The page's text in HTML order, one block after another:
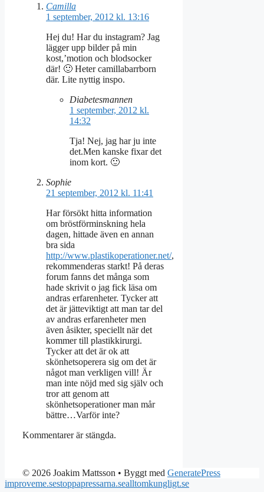
Camilla
1 september, 2012 kl. 13:16
Hej du! Har du instagram? Jag
lägger upp bilder på min
kost,’motion och blodsocker
där! 🙂 Heter camillabarrborn
där. Lite nyttig inspo.
Diabetesmannen
1 september, 2012 kl.
14:32
Tja! Nej, jag har ju inte
det.Men kanske fixar det
inom kort. 🙂
Sophie
21 september, 2012 kl. 11:41
Har försökt hitta information
om bröstförminskning hela
dagen, hittade även en annan
bra sida
http://www.plastikoperationer.net/,
rekommenderas starkt! På deras
forum fanns det många som
hade skrivit o jag fick läsa om
andras erfarenheter. Tycker att
det är jätteviktigt att man tar del
av andras erfarenheter men
även åsikter, speciellt när det
kommer till plastikkirurgi.
Tycker att det är ok att
skönhetsoperera sig om det är
något man verkligen vill! Är
man inte nöjd med sig själv och
tror att genom att
skönhetsoperationer man mår
bättre…Varför inte?
Kommentarer är stängda.
© 2026 Joakim Mattsson • Byggt med GeneratePress
improveme.sestoppapressarna.sealltomkungligt.se